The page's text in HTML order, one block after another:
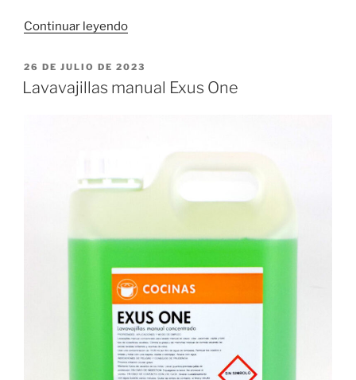
Continuar leyendo«TENSOMAC
Detergente
desincrustante»
PUBLICADO
EL
26 DE JULIO DE 2023
Lavavajillas manual Exus One